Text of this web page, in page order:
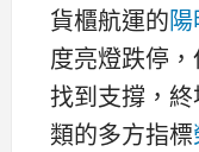
貨櫃航運的
度亮燈跌停
找到支撐，
類的多方指標